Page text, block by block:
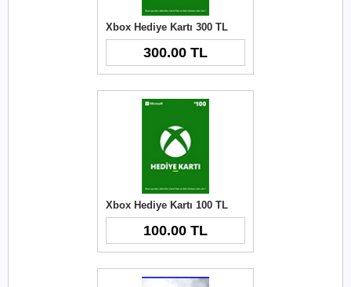
Xbox Hediye Kartı 300 TL
300.00 TL
Xbox Hediye Kartı 100 TL
100.00 TL